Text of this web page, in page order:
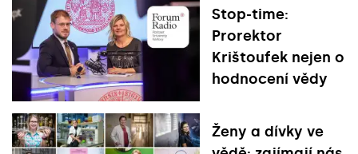
Stop-time:
Prorektor
Krištoufek nejen o
hodnocení vědy
Ženy a dívky ve